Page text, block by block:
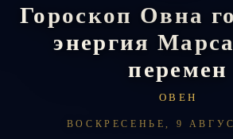
Гороскоп Овна
энергия
перемен
ОВЕН
ВОСКРЕСЕНЬЕ, 9